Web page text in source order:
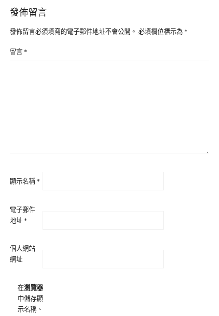
發佈留言
發佈留言必須填寫的電子郵件地址不會公開。 必填欄位標示為 *
留言 *
顯示名稱 *
電子郵件
地址 *
個人網站
網址
在瀏覽器
中儲存顯
示名稱、